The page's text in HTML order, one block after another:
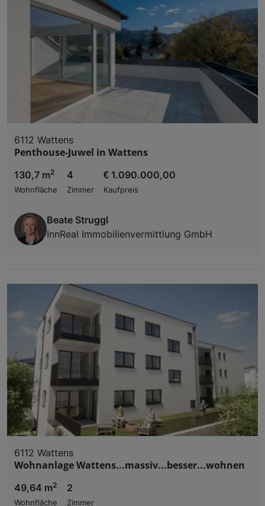
6112 Wattens
Penthouse-Juwel in Wattens
130,7 m2
Wohnfläche
4
Zimmer
€ 1.090.000,00
Kaufpreis
Beate Struggl
InnReal Immobilienvermittlung GmbH
6112 Wattens
Wohnanlage Wattens...massiv...besser...wohnen
49,64 m2
Wohnfläche
2
Zimmer